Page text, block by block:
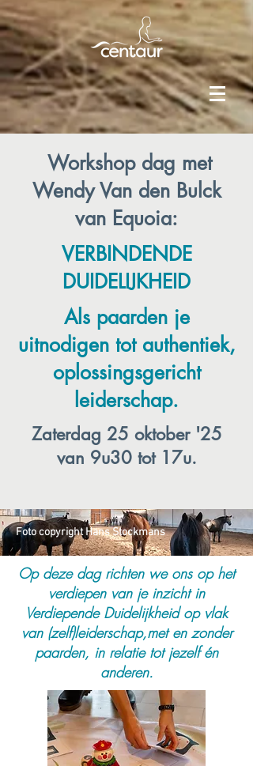
Workshop dag met
Wendy Van den Bulck
van Equoia:
VERBINDENDE
DUIDELIJKHEID
Als paarden je
uitnodigen tot authentiek,
oplossingsgericht
leiderschap.
Zaterdag 25 oktober '25
van 9u30 tot 17u.
Foto copyright Hans Stockmans
Op deze dag richten we ons op het
verdiepen van je inzicht in
Verdiepende Duidelijkheid op vlak
van (zelf)leiderschap,met en zonder
paarden, in relatie tot jezelf én
anderen.